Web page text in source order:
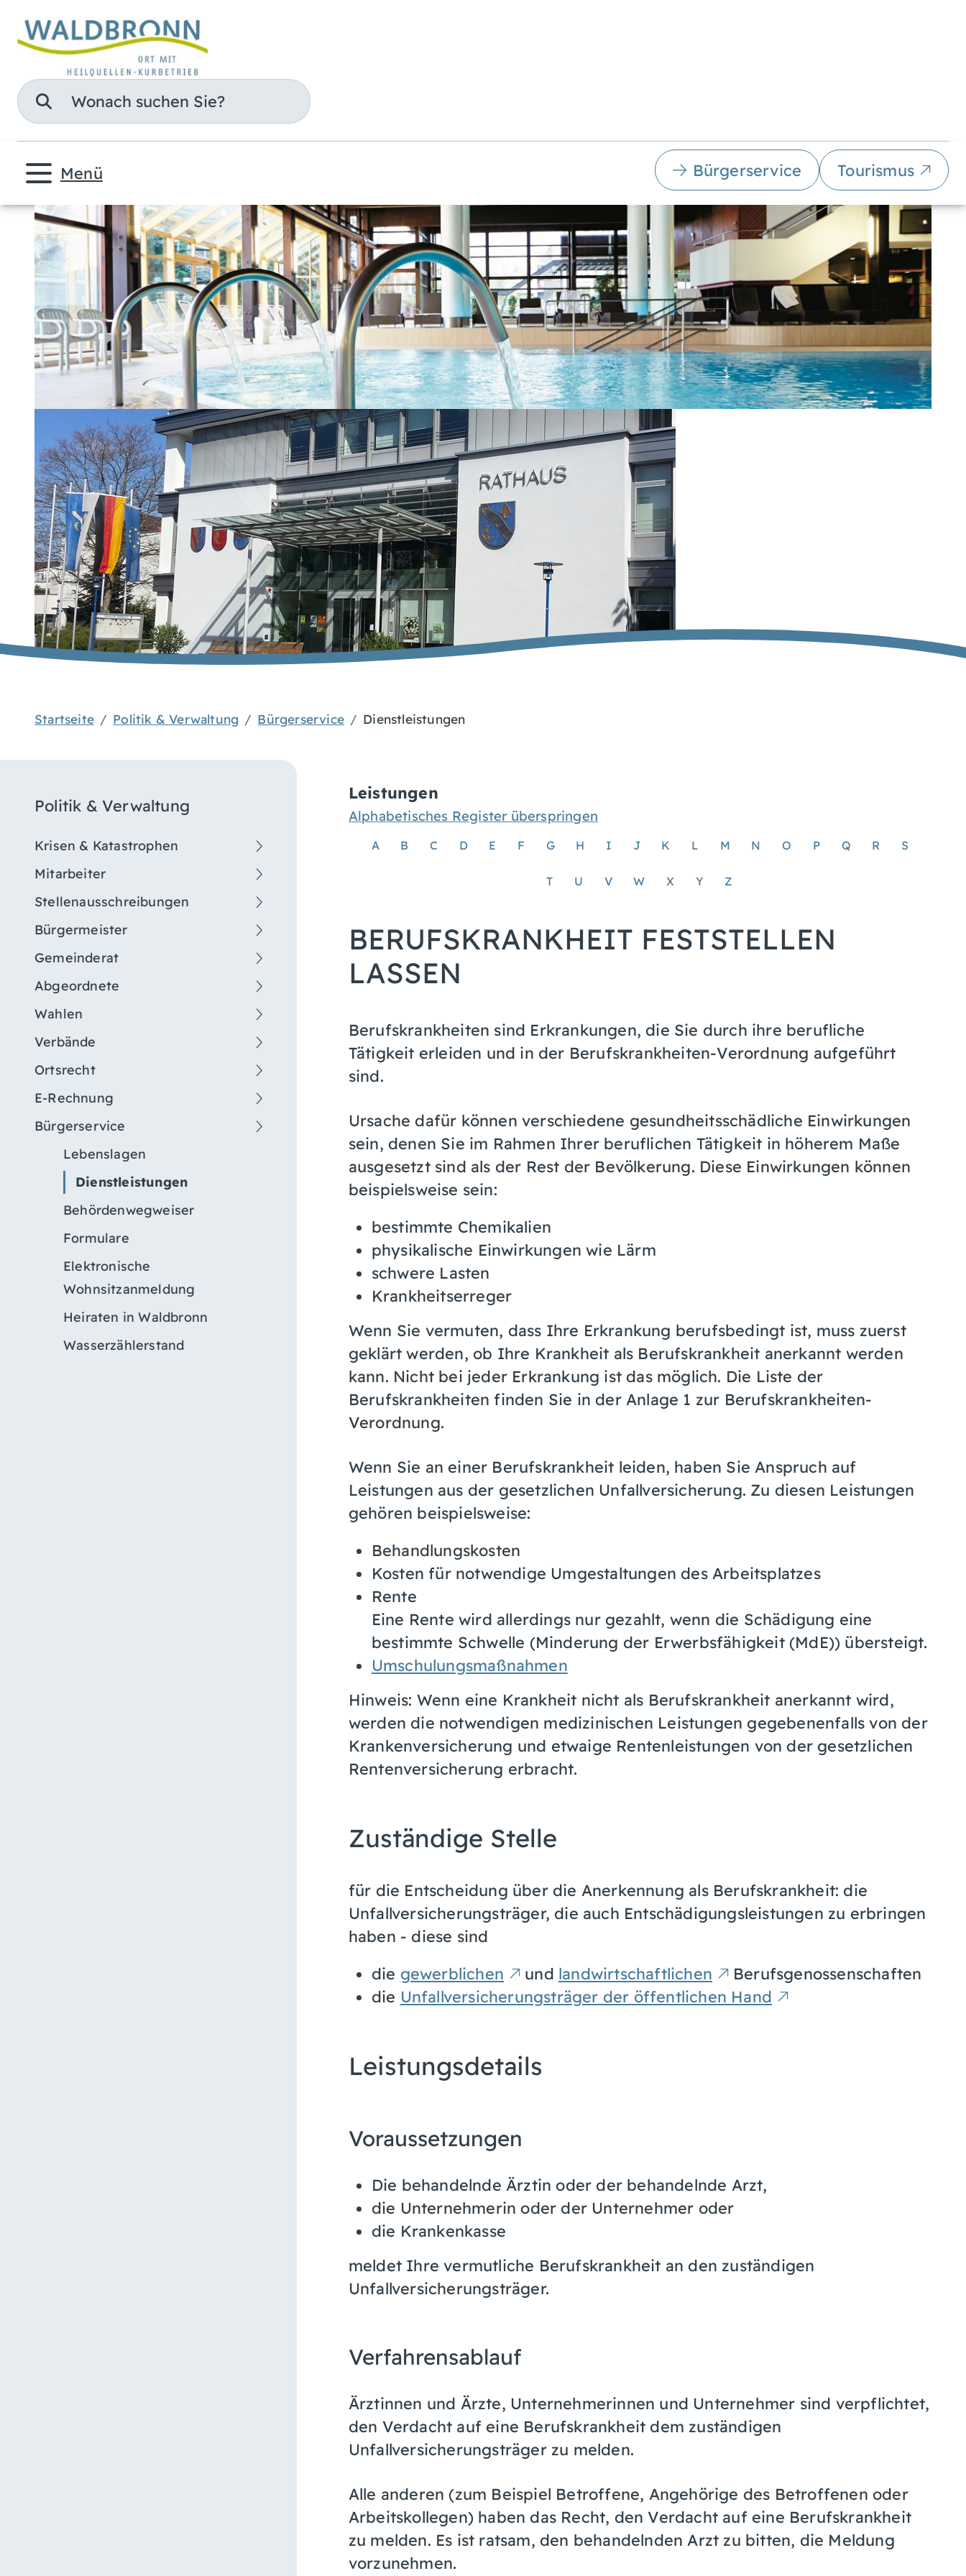
Suche
Menü Bürgerservice Tourismus
Startseite Politik & Verwaltung Bürgerservice Dienstleistungen
Politik & Verwaltung
Krisen & Katastrophen
Mitarbeiter
Stellenausschreibungen
Bürgermeister
Gemeinderat
Abgeordnete
Wahlen
Verbände
Ortsrecht
E-Rechnung
Bürgerservice
Lebenslagen
Dienstleistungen
Behördenwegweiser
Formulare
Elektronische
Wohnsitzanmeldung
Heiraten in Waldbronn
Wasserzählerstand
Leistungen
Alphabetisches Register überspringen
A B C D E F G H I J K L M N O P Q R S
T U V W X Y Z
BERUFSKRANKHEIT FESTSTELLEN
LASSEN
Berufskrankheiten sind Erkrankungen, die Sie durch ihre berufliche
Tätigkeit erleiden und in der Berufskrankheiten-Verordnung aufgeführt
sind.
Ursache dafür können verschiedene gesundheitsschädliche Einwirkungen
sein, denen Sie im Rahmen Ihrer beruflichen Tätigkeit in höherem Maße
ausgesetzt sind als der Rest der Bevölkerung. Diese Einwirkungen können
beispielsweise sein:
bestimmte Chemikalien
physikalische Einwirkungen wie Lärm
schwere Lasten
Krankheitserreger
Wenn Sie vermuten, dass Ihre Erkrankung berufsbedingt ist, muss zuerst
geklärt werden, ob Ihre Krankheit als Berufskrankheit anerkannt werden
kann. Nicht bei jeder Erkrankung ist das möglich. Die Liste der
Berufskrankheiten finden Sie in der Anlage 1 zur Berufskrankheiten-
Verordnung.
Wenn Sie an einer Berufskrankheit leiden, haben Sie Anspruch auf
Leistungen aus der gesetzlichen Unfallversicherung. Zu diesen Leistungen
gehören beispielsweise:
Behandlungskosten
Kosten für notwendige Umgestaltungen des Arbeitsplatzes
Rente
Eine Rente wird allerdings nur gezahlt, wenn die Schädigung eine
bestimmte Schwelle (Minderung der Erwerbsfähigkeit (MdE)) übersteigt.
Umschulungsmaßnahmen
Hinweis: Wenn eine Krankheit nicht als Berufskrankheit anerkannt wird,
werden die notwendigen medizinischen Leistungen gegebenenfalls von der
Krankenversicherung und etwaige Rentenleistungen von der gesetzlichen
Rentenversicherung erbracht.
Zuständige Stelle
für die Entscheidung über die Anerkennung als Berufskrankheit: die
Unfallversicherungsträger, die auch Entschädigungsleistungen zu erbringen
haben - diese sind
die gewerblichen und landwirtschaftlichen
Berufsgenossenschaften
die Unfallversicherungsträger der öffentlichen Hand
Leistungsdetails
Voraussetzungen
Die behandelnde Ärztin oder der behandelnde Arzt,
die Unternehmerin oder der Unternehmer oder
die Krankenkasse
meldet Ihre vermutliche Berufskrankheit an den zuständigen
Unfallversicherungsträger.
Verfahrensablauf
Ärztinnen und Ärzte, Unternehmerinnen und Unternehmer sind verpflichtet,
den Verdacht auf eine Berufskrankheit dem zuständigen
Unfallversicherungsträger zu melden.
Alle anderen (zum Beispiel Betroffene, Angehörige des Betroffenen oder
Arbeitskollegen) haben das Recht, den Verdacht auf eine Berufskrankheit
zu melden. Es ist ratsam, den behandelnden Arzt zu bitten, die Meldung
vorzunehmen.